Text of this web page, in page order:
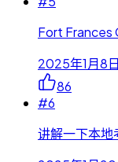
Fort Frances
2025年1月8日
86
#6
讲解一下本地